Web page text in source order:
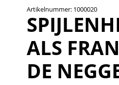
Artikelnummer: 1000020
ALS
DE